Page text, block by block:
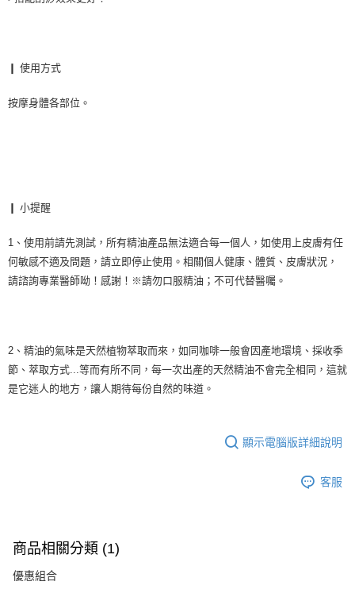
❙ 使用方式
按摩身體各部位。
❙ 小提醒
1、使用前請先測試，所有精油產品無法適合每一個人，如使用上皮膚有任
何敏感不適及問題，請立即停止使用。相關個人健康、體質、皮膚狀況，
請諮詢專業醫師呦！感謝！※請勿口服精油；不可代替醫囑。
2、精油的氣味是天然植物萃取而來，如同咖啡一般會因產地環境、採收季
節、萃取方式...等而有所不同，每一次出產的天然精油不會完全相同，這就
是它迷人的地方，讓人期待每份自然的味道。
顯示電腦版詳細說明
客服
商品相關分類 (1)
優惠組合